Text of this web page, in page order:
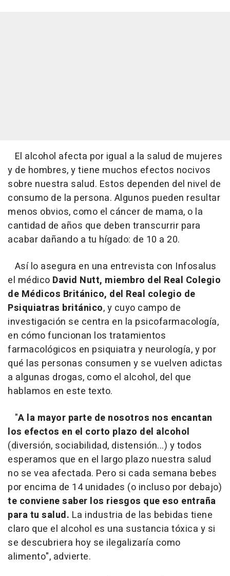
El alcohol afecta por igual a la salud de mujeres
y de hombres, y tiene muchos efectos nocivos
sobre nuestra salud. Estos dependen del nivel de
consumo de la persona. Algunos pueden resultar
menos obvios, como el cáncer de mama, o la
cantidad de años que deben transcurrir para
acabar dañando a tu hígado: de 10 a 20.
Así lo asegura en una entrevista con Infosalus
el médico David Nutt, miembro del Real Colegio
de Médicos Británico, del Real colegio de
Psiquiatras británico, y cuyo campo de
investigación se centra en la psicofarmacología,
en cómo funcionan los tratamientos
farmacológicos en psiquiatra y neurología, y por
qué las personas consumen y se vuelven adictas
a algunas drogas, como el alcohol, del que
hablamos en este texto.
"A la mayor parte de nosotros nos encantan
los efectos en el corto plazo del alcohol
(diversión, sociabilidad, distensión...) y todos
esperamos que en el largo plazo nuestra salud
no se vea afectada. Pero si cada semana bebes
por encima de 14 unidades (o incluso por debajo)
te conviene saber los riesgos que eso entraña
para tu salud. La industria de las bebidas tiene
claro que el alcohol es una sustancia tóxica y si
se descubriera hoy se ilegalizaría como
alimento", advierte.